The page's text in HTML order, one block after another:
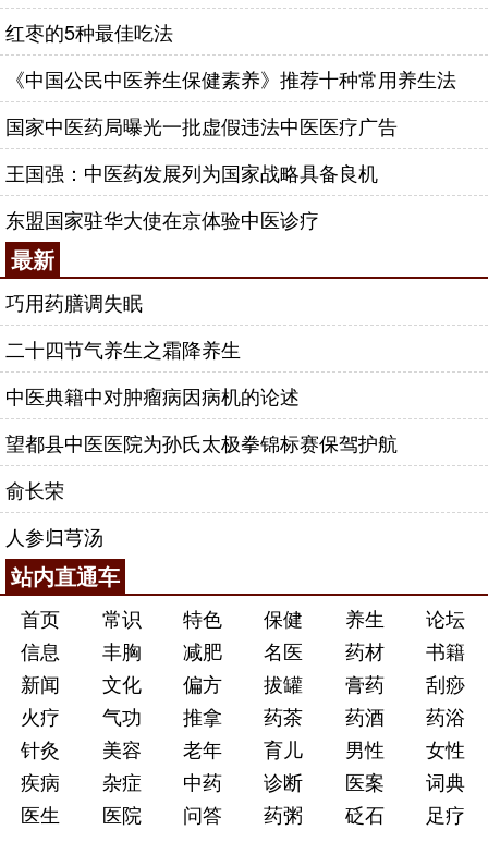
红枣的5种最佳吃法
《中国公民中医养生保健素养》推荐十种常用养生法
国家中医药局曝光一批虚假违法中医医疗广告
王国强：中医药发展列为国家战略具备良机
东盟国家驻华大使在京体验中医诊疗
最新
巧用药膳调失眠
二十四节气养生之霜降养生
中医典籍中对肿瘤病因病机的论述
望都县中医医院为孙氏太极拳锦标赛保驾护航
俞长荣
人参归芎汤
站内直通车
首页 常识 特色 保健 养生
论坛
信息
丰胸 减肥 名医 药材
书籍
新闻
文化 偏方 拔罐 膏药
刮痧
火疗
气功 推拿 药茶 药酒
药浴
针灸
美容 老年 育儿 男性
女性
疾病
杂症 中药 诊断 医案
词典
医生
医院 问答 药粥 砭石 足疗